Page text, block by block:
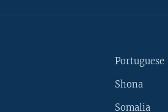
Portuguese
Shona
Somalia